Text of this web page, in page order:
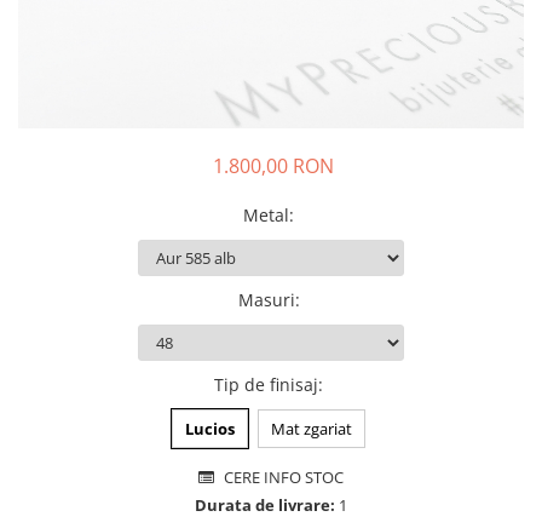
1.800,00 RON
Metal:
Masuri:
Tip de finisaj:
Lucios Mat zgariat
CERE INFO STOC
Durata de livrare: 1